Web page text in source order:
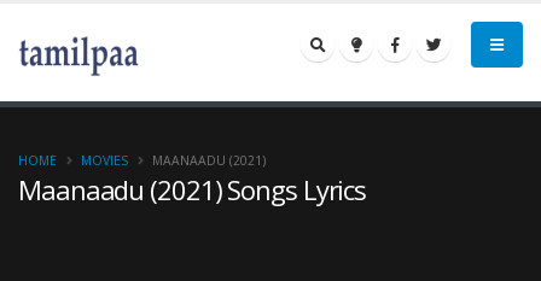
Maanaadu (2021) Songs Lyrics
HOME MOVIES MAANAADU (2021)